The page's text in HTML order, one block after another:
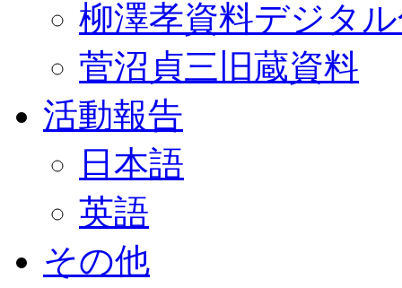
柳澤孝資料デジタ
菅沼貞三旧蔵資料
活動報告
日本語
英語
その他